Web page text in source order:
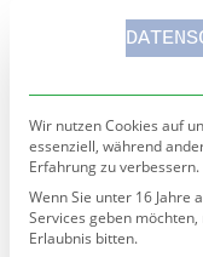
LEKTORAT TEXTERSTELLUNG
Start Veröffentlichungen
Wir nutzen Cookies auf
essenziell, während
Erfahrung zu verbessern.
Wenn Sie unter 16 Jahre
Services geben
Erlaubnis bitten.